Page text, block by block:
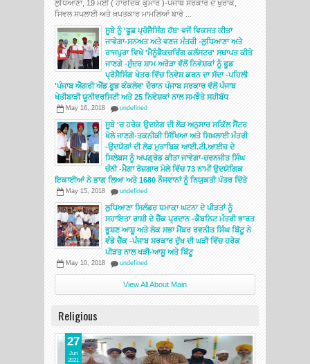
ਲੁਧਿਆਣਾ, 19 ਮਈ ( ਹਾਰਦਿਕ ਕੁਮਾਰ )-ਪੰਜਾਬ ਸਰਕਾਰ ਦੇ ਖੁਰਾਕ,
ਸਿਵਲ ਸਪਲਾਈ ਅਤੇ ਖ਼ਪਤਕਾਰ ਮਾਮਲਿਆਂ ਬਾਰੇ ...
ਸੂਬੇ ਨੂੰ 'ਫੂਡ ਪ੍ਰੋਸੈਸਿੰਗ ਹੱਬ' ਵਜੋਂ ਵਿਕਸਤ ਕੀਤਾ
ਜਾਵੇਗਾ-ਸਨਅਤ ਅਤੇ ਵਣਜ ਮੰਤਰੀ -ਲੁਧਿਆਣਾ ਅਤੇ
ਰਾਜਪੁਰਾ ਵਿਖੇ 'ਮੈਨੂੰਫੈਕਚਰਿੰਗ ਕਲੱਸਟਰ' ਸਥਾਪਤ ਕੀਤੇ
ਜਾਣਗੇ -ਸੁੰਦਰ ਸ਼ਾਮ ਅਰੋੜਾ ਵੱਲੋਂ ਨਿਵੇਸ਼ਕਾਂ ਨੂੰ ਫੂਡ
ਪ੍ਰੋਸੈਸਿੰਗ ਖੇਤਰ ਵਿੱਚ ਨਿਵੇਸ਼ ਕਰਨ ਦਾ ਸੱਦਾ -ਪਹਿਲੀ
'ਪੰਜਾਬ ਐਗਰੀ ਐਂਡ ਫੂਡ ਕੰਕਲੇਵ' ਦੌਰਾਨ ਪੰਜਾਬ ਸਰਕਾਰ ਵੱਲੋਂ ਪੰਜਾਬ
ਖੇਤੀਬਾੜੀ ਯੂਨੀਵਰਸਿਟੀ ਅਤੇ 25 ਨਿਵੇਸ਼ਕਾਂ ਨਾਲ ਸਮਝੌਤੇ ਸਹੀਬੱਧ
May 16, 2018 undefined
ਸੂਬੇ 'ਚ ਹਰੇਕ ਉਦਯੋਗ ਦੀ ਲੋੜ ਅਨੁਸਾਰ ਸਕਿੱਲ ਸੈਂਟਰ
ਖੋਲੇ ਜਾਣਗੇ-ਤਕਨੀਕੀ ਸਿੱਖਿਆ ਅਤੇ ਸਿਖ਼ਲਾਈ ਮੰਤਰੀ
-ਉਦਯੋਗਾਂ ਦੀ ਲੋੜ ਮੁਤਾਬਿਕ ਆਈ.ਟੀ.ਆਈਜ਼ ਦੇ
ਸਿਲੇਬਸ ਨੂੰ ਅਪਗ੍ਰੇਡ ਕੀਤਾ ਜਾਵੇਗਾ-ਚਰਨਜੀਤ ਸਿੰਘ
ਚੰਨੀ -ਮੈਗਾ ਰੋਜ਼ਗਾਰ ਮੇਲੇ ਵਿੱਚ 73 ਨਾਮੀਂ ਉਦਯੋਗਿਕ
ਇਕਾਈਆਂ ਨੇ ਭਾਗ ਲਿਆ ਅਤੇ 1680 ਨੌਜਵਾਨਾਂ ਨੂੰ ਨਿਯੁਕਤੀ ਪੱਤਰ ਦਿੱਤੇ
May 15, 2018 undefined
ਲੁਧਿਆਣਾ ਸਿਲੰਡਰ ਧਮਾਕਾ ਘਟਨਾ ਦੇ ਪੀੜਤਾਂ ਨੂੰ
ਸਹਾਇਤਾ ਰਾਸ਼ੀ ਦੇ ਚੈੱਕ ਪ੍ਰਦਾਨ -ਕੈਬਨਿਟ ਮੰਤਰੀ ਭਾਰਤ
ਭੂਸ਼ਣ ਆਸ਼ੂ ਅਤੇ ਲੋਕ ਸਭਾ ਮੈਂਬਰ ਰਵਨੀਤ ਸਿੰਘ ਬਿੱਟੂ ਨੇ
ਵੰਡੇ ਚੈੱਕ -ਪੰਜਾਬ ਸਰਕਾਰ ਦੁੱਖ ਦੀ ਘੜੀ ਵਿੱਚ ਹਰੇਕ
ਪੀੜਤ ਨਾਲ ਖੜੀ-ਆਸ਼ੂ ਅਤੇ ਬਿੱਟੂ
May 10, 2018 undefined
View All About Main
Religious
27
Jun
2021